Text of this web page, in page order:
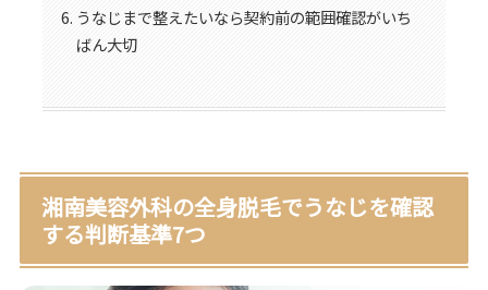
うなじまで整えたいなら契約前の範囲確認がいち
ばん大切
湘南美容外科の全身脱毛でうなじを確認
する判断基準7つ